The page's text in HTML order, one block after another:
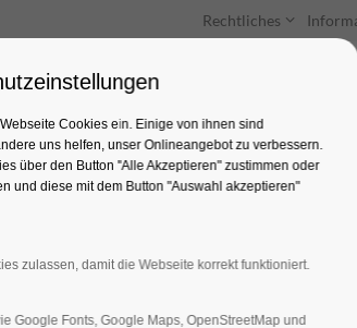
Rechtliches
Unterkünfte Entdecken & Erleben
Cookies ein. Einige von ihnen sind
uns helfen, unser Onlineangebot zu verbessern.
über den Button "Alle Akzeptieren" zustimmen oder
und diese mit dem Button "Auswahl akzeptieren"
zulassen, damit die Webseite korrekt funktioniert.
Google Fonts, Google Maps, OpenStreetMap und